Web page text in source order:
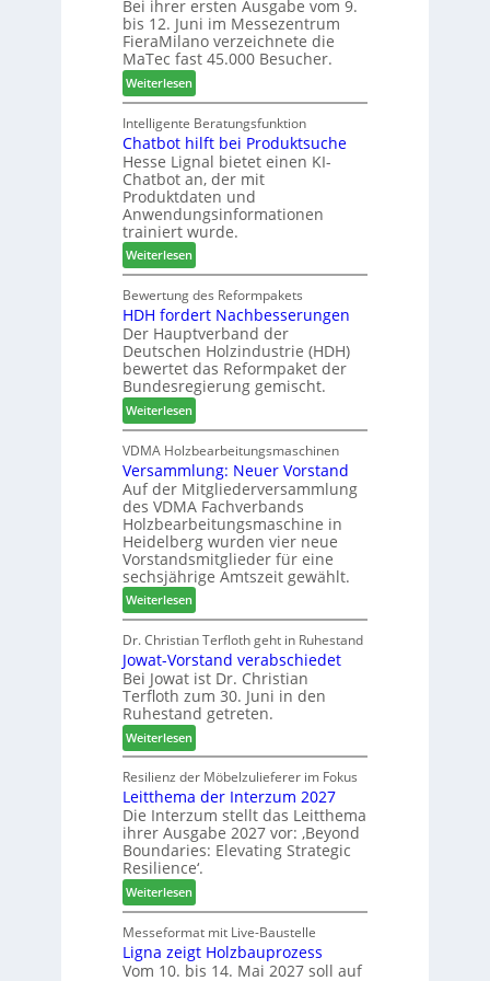
r
l
a
n
t
a
g
ä
s
e
r
u
n
d
-
V
e
r
b
i
n
e
r
a
r
e
-
A
k
t
i
o
n
s
w
o
c
h
e
n
2
0
2
6
Bei ihrer ersten Ausgabe vom 9.
bis 12. Juni im Messezentrum
FieraMilano verzeichnete die
MaTec fast 45.000 Besucher.
Weiterlesen:
M
a
T
e
c
m
e
l
d
e
t
B
e
s
u
c
h
e
r
z
a
h
l
e
n
Intelligente Beratungsfunktion
Chatbot hilft bei Produktsuche
Hesse Lignal bietet einen KI-
Chatbot an, der mit
Produktdaten und
Anwendungsinformationen
trainiert wurde.
Weiterlesen:
C
h
a
t
b
o
t
h
i
l
t
b
e
i
P
r
o
u
k
t
s
u
c
e
Bewertung des Reformpakets
HDH fordert Nachbesserungen
Der Hauptverband der
Deutschen Holzindustrie (HDH)
bewertet das Reformpaket der
Bundesregierung gemischt.
Weiterlesen:
H
D
H
f
o
r
d
e
r
t
N
a
c
h
b
e
s
e
r
u
n
g
e
n
VDMA Holzbearbeitungsmaschinen
Versammlung: Neuer Vorstand
Auf der Mitgliederversammlung
des VDMA Fachverbands
Holzbearbeitungsmaschine in
Heidelberg wurden vier neue
Vorstandsmitglieder für eine
sechsjährige Amtszeit gewählt.
Weiterlesen:
V
e
r
s
a
m
m
l
u
n
g
:
N
e
u
e
r
V
o
Dr. Christian Terfloth geht in Ruhestand
Jowat-Vorstand verabschiedet
Bei Jowat ist Dr. Christian
Terfloth zum 30. Juni in den
Ruhestand getreten.
Weiterlesen:
J
o
w
a
t
-
V
o
r
s
t
a
Resilienz der Möbelzulieferer im Fokus
Leitthema der Interzum 2027
Die Interzum stellt das Leitthema
ihrer Ausgabe 2027 vor: ‚Beyond
Boundaries: Elevating Strategic
Resilience‘.
Weiterlesen:
L
e
i
t
Messeformat mit Live-Baustelle
Ligna zeigt Holzbauprozess
Vom 10. bis 14. Mai 2027 soll auf